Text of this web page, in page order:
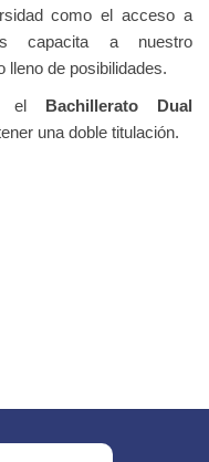
como el acceso a
capacita a nuestro
lleno de posibilidades.
el Bachillerato Dual
una doble titulación.